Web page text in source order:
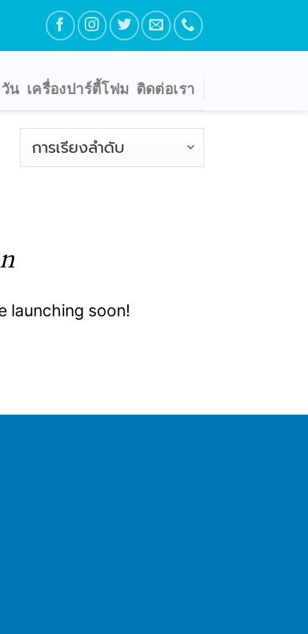
น เครื่องปาร์ตี้โฟม ติดต่อเรา
launching soon!